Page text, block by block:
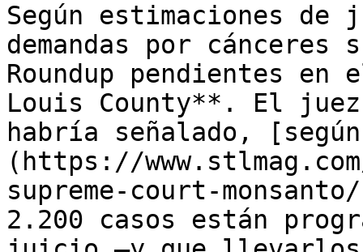
Según estimaciones
demandas por cánceres
Roundup pendientes
Louis County**. El
habría señalado,
(https://
supreme-court-
2.200 casos están